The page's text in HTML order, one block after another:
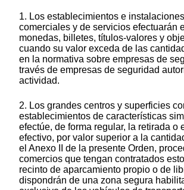
1. Los establecimientos e
comerciales y de servicios efectuarán
monedas, billetes, títulos-valores y
cuando su valor exceda de las
en la normativa sobre empresas de
través de empresas de seguridad
actividad.
2. Los grandes centros y superficies
establecimientos de características
efectúe, de forma regular, la retirada o
efectivo, por valor superior a la
el Anexo II de la presente Orden,
comercios que tengan contratados
recinto de aparcamiento propio o de
dispondrán de una zona segura